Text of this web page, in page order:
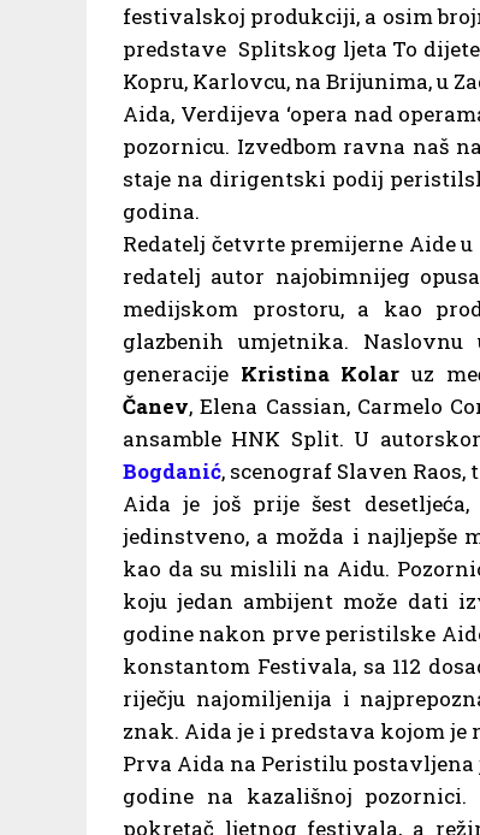
festivalskoj produkciji, a osim
predstave Splitskog ljeta To
Kopru, Karlovcu, na Brijunima, u
Aida, Verdijeva ‘opera nad
pozornicu. Izvedbom ravna naš
staje na dirigentski podij
godina.
Redatelj četvrte premijerne Aide
redatelj autor najobimnijeg
medijskom prostoru, a kao
glazbenih umjetnika.
generacije Kristina Kolar uz
Čanev, Elena Cassian, Carmelo
ansamble HNK Split. U
Bogdanić, scenograf Slaven
Aida je još prije šest
jedinstveno, a možda i najljepše
kao da su mislili na Aidu.
koju jedan ambijent može dati
godine nakon prve peristilske
konstantom Festivala, sa 112
riječju najomiljenija i
znak. Aida je i predstava kojom je
Prva Aida na Peristilu
godine na kazališnoj
pokretač ljetnog festivala, a